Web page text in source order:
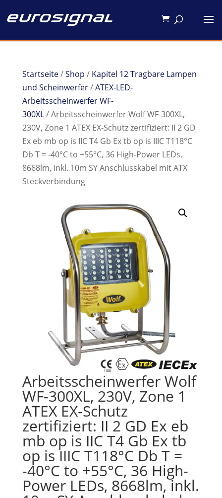
Startseite/Shop / Kapitel 12 Tragbare Lampen
und Scheinwerfer/ATEX-LED-
Arbeitsscheinwerfer WF-
300XL/ Arbeitsscheinwerfer Wolf WF-300XL,
230V, Zone 1 ATEX EX-Schutz zertifiziert: II 2 GD
Ex eb mb op is IIC T4 Gb Ex tb op is IIIC T118°C
Db T = -40°C to +55°C, 36 High-Power LEDs,
8668lm, inkl. 10m SY Anschlusskabel mit ATX
Steckverbindung
Arbeitsscheinwerfer Wolf
WF-300XL, 230V, Zone 1
ATEX EX-Schutz
zertifiziert: II 2 GD Ex eb
mb op is IIC T4 Gb Ex tb
op is IIIC T118°C Db T =
-40°C to +55°C, 36 High-
Power LEDs, 8668lm, inkl.